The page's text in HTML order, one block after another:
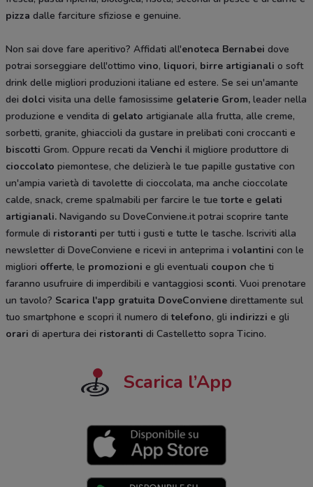
pizza dalle farciture sfiziose e genuine.
Non sai dove fare aperitivo? Affidati all'enoteca Bernabei dove
potrai sorseggiare dell'ottimo vino, liquori, birre artigianali o soft
drink delle migliori produzioni italiane ed estere. Se sei un'amante
dei dolci visita una delle famosissime gelaterie Grom, leader nella
produzione e vendita di gelato artigianale alla frutta, alle creme,
sorbetti, granite, ghiaccioli da gustare in prelibati coni croccanti e
biscotti Grom. Oppure recati da Venchi il migliore produttore di
cioccolato piemontese, che delizierà le tue papille gustative con
un'ampia varietà di tavolette di cioccolata, ma anche cioccolate
calde, snack, creme spalmabili per farcire le tuetorte e gelati
artigianali. Navigando su DoveConviene.it potrai scoprire tante
formule di ristoranti per tutti i gusti e tutte le tasche. Iscriviti alla
newsletter di DoveConviene e ricevi in anteprima i volantini con le
migliori offerte, le promozioni e gli eventuali coupon che ti
faranno usufruire di imperdibili e vantaggiosi sconti. Vuoi prenotare
un tavolo? Scarica l'app gratuita DoveConviene direttamente sul
tuo smartphone e scopri il numero ditelefono, gli indirizzi e gli
orari di apertura dei ristoranti di Castelletto sopra Ticino.
Scarica l’App